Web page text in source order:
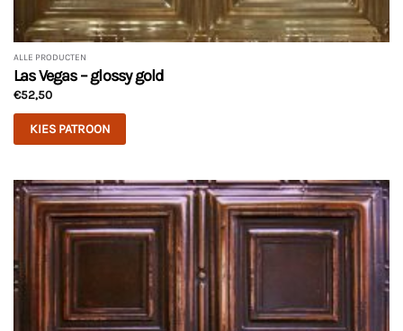
ALLE PRODUCTEN
Las Vegas – glossy gold
€52,50
KIES PATROON